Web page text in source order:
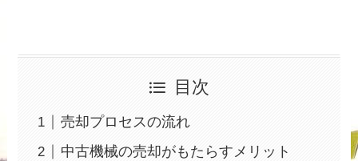
目次
売却プロセスの流れ
中古機械の売却がもたらすメリット